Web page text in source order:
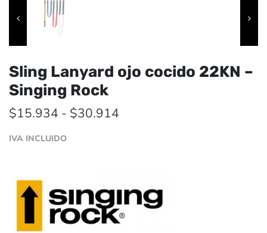
Sling Lanyard ojo cocido 22KN –
Singing Rock
$15.934 - $30.914
$15.934
hasta
$30.914
IVA INCLUIDO